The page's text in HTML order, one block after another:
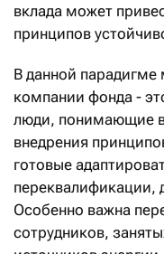
вклада может
принципов
В данной
компании фонда -
люди, понимающие
внедрения
готовые
переквалификации,
Особенно важна
сотрудников,